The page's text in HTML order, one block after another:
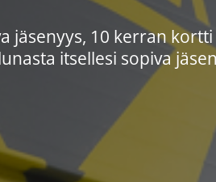
jäsenyys, 10 kerran
itsellesi sopiva